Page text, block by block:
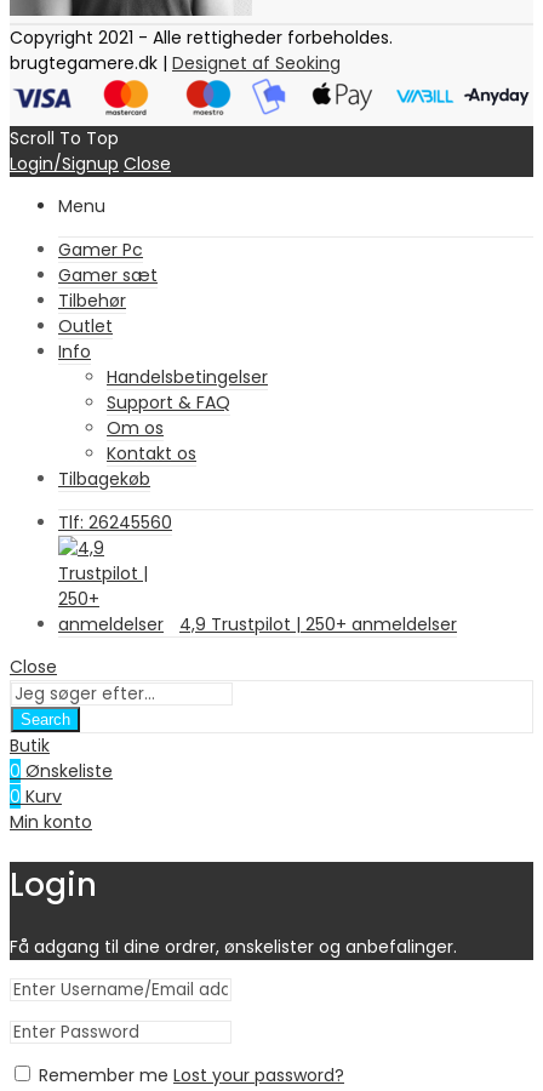
Copyright 2021 - Alle rettigheder forbeholdes.
brugtegamere.dk | Designet af Seoking
Scroll To Top
Login/Signup Close
Menu
Gamer Pc
Gamer sæt
Tilbehør
Outlet
Info
Handelsbetingelser
Support & FAQ
Om os
Kontakt os
Tilbagekøb
Tlf: 26245560
4,9 Trustpilot | 250+ anmeldelser
Close
Search
Butik
0 Ønskeliste
0 Kurv
Min konto
Login
Få adgang til dine ordrer, ønskelister og anbefalinger.
Remember me Lost your password?